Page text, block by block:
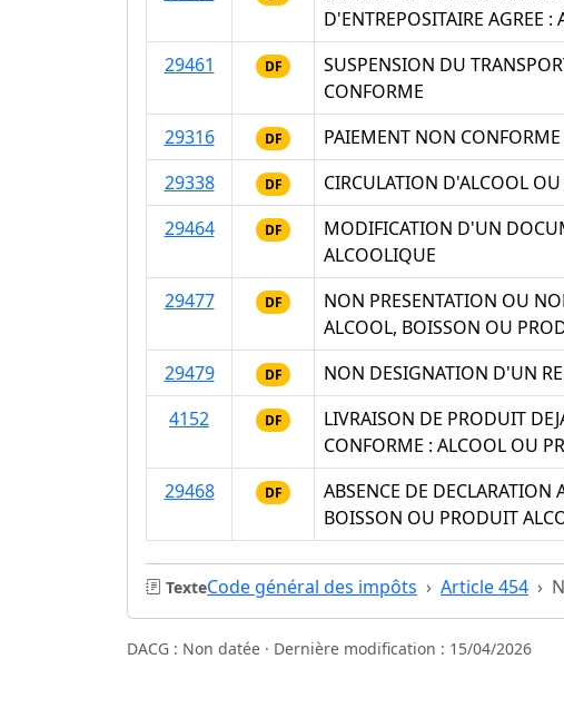
D'ENTREPOSITAIRE AGREE
29461
DF
SUSPENSION DU
CONFORME
29316
DF
PAIEMENT NON
29338
DF
CIRCULATION D'ALCOOL
29464
DF
MODIFICATION D'UN
ALCOOLIQUE
29477
DF
NON PRESENTATION OU
ALCOOL, BOISSON OU
29479
DF
NON DESIGNATION D'UN
4152
DF
LIVRAISON DE PRODUIT
CONFORME : ALCOOL OU
29468
DF
ABSENCE DE DECLARATION
BOISSON OU PRODUIT
TexteCode général des impôts Article 454
DACG : Non datée · Dernière modification : 15/04/2026